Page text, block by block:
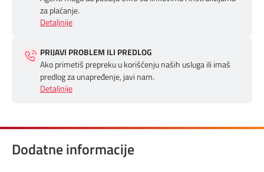
za plaćanje.
Detaljnije
PRIJAVI PROBLEM ILI PREDLOG
Ako primetiš prepreku u korišćenju naših usluga ili imaš
predlog za unapređenje, javi nam.
Detaljnije
Dodatne informacije